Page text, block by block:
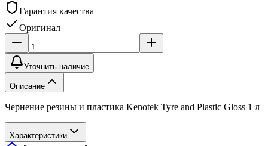
Гарантия качества
Оригинал
Уточнить наличие
Описание
Чернение резины и пластика Kenotek Tyre and Plastic Gloss 1 л
Характеристики